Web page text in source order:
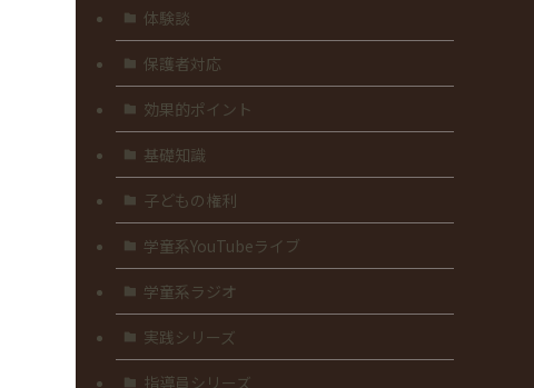
体験談
保護者対応
効果的ポイント
基礎知識
子どもの権利
学童系YouTubeライブ
学童系ラジオ
実践シリーズ
指導員シリーズ